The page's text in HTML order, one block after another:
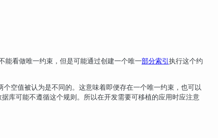
能看做唯一约束，但是可能通过创建一个唯一部分索引执行这个约
空值被认为是不同的。这意味着即便存在一个唯一约束，也可以
库可能不遵循这个规则。所以在开发需要可移植的应用时应注意